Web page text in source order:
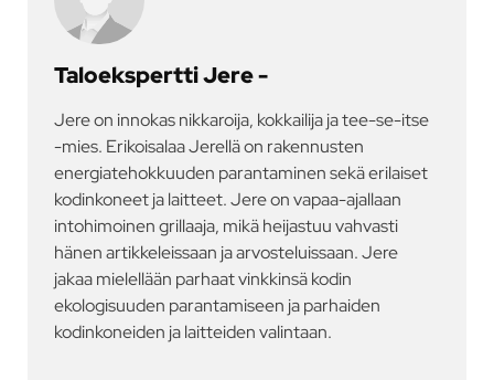
Taloekspertti Jere -
Jere on innokas nikkaroija, kokkailija ja tee-se-itse
-mies. Erikoisalaa Jerellä on rakennusten
energiatehokkuuden parantaminen sekä erilaiset
kodinkoneet ja laitteet. Jere on vapaa-ajallaan
intohimoinen grillaaja, mikä heijastuu vahvasti
hänen artikkeleissaan ja arvosteluissaan. Jere
jakaa mielellään parhaat vinkkinsä kodin
ekologisuuden parantamiseen ja parhaiden
kodinkoneiden ja laitteiden valintaan.